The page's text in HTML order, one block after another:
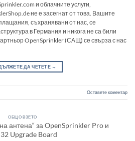
и облачните услуги,
не е засегнат от това. Вашите
съхранявани от нас, се
в Германия и никога не са били
OpenSprinkler (САЩ) се свърза с нас
ДА ЧЕТЕТЕ →
Оставете коментар
ОБЩО ВЗЕТО
антена“ за OpenSprinkler Pro и
Upgrade Board